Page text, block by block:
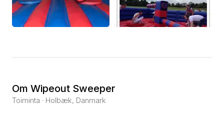
Om Wipeout Sweeper
Toiminta · Holbæk, Danmark